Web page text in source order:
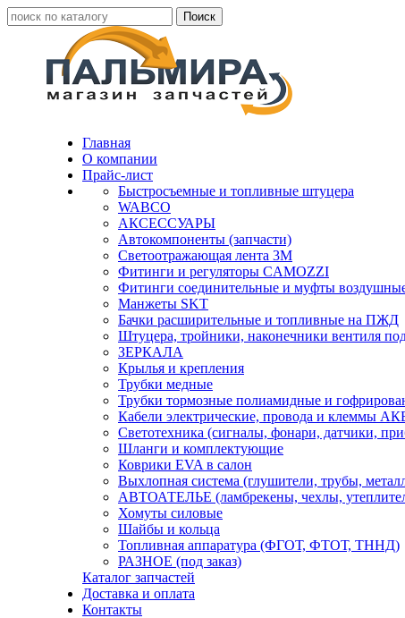
Главная
О компании
Прайс-лист
Быстросъемные и топливные штуцера
WABCO
АКСЕССУАРЫ
Автокомпоненты (запчасти)
Светоотражающая лента 3М
Фитинги и регуляторы CAMOZZI
Фитинги соединительные и муфты
Манжеты SKT
Бачки расширительные и топливные на ПЖД
Штуцера, тройники, наконечники вентиля
ЗЕРКАЛА
Крылья и крепления
Трубки медные
Трубки тормозные полиамидные и
Кабели электрические, провода и клеммы
Светотехника (сигналы, фонари, датчики,
Шланги и комплектующие
Коврики EVA в салон
Выхлопная система (глушители, трубы,
АВТОАТЕЛЬЕ (ламбрекены, чехлы,
Хомуты силовые
Шайбы и кольца
Топливная аппаратура (ФГОТ, ФТОТ, ТННД)
РАЗНОЕ (под заказ)
Каталог запчастей
Доставка и оплата
Контакты